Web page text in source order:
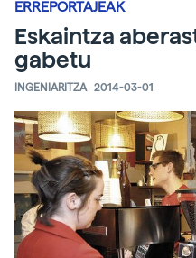
ERREPORTAJEAK
Eskaintza
gabetu
INGENIARITZA 2014-03-01